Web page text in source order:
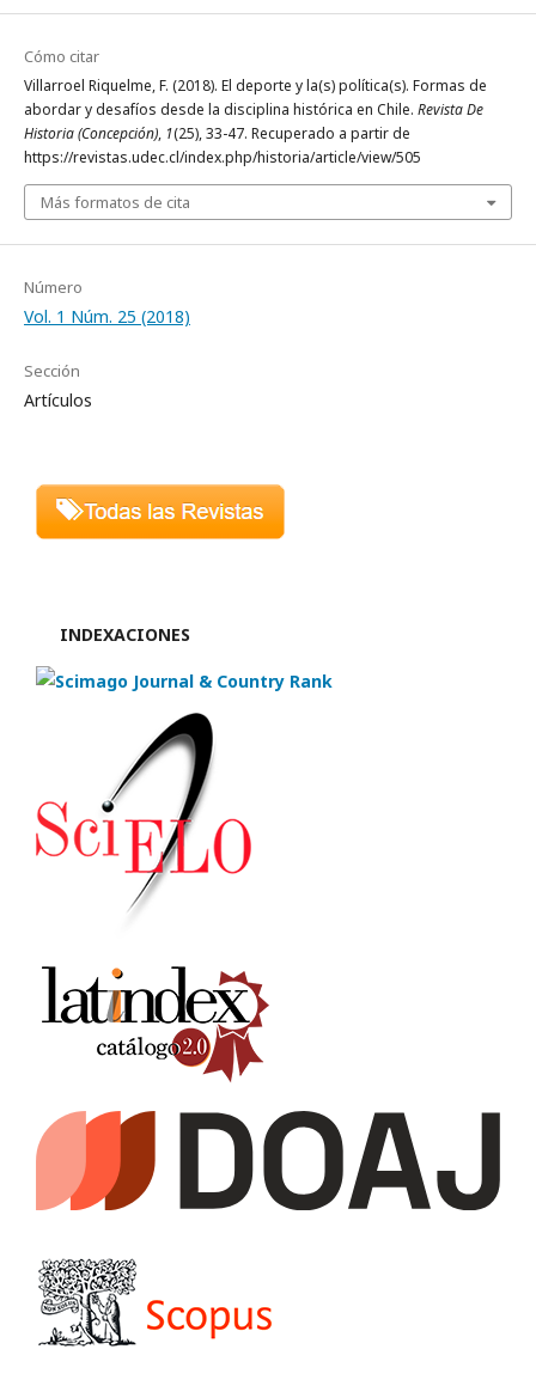
Cómo citar
Villarroel Riquelme, F. (2018). El deporte y la(s) política(s). Formas de
abordar y desafíos desde la disciplina histórica en Chile. Revista De
Historia (Concepción), 1(25), 33-47. Recuperado a partir de
https://revistas.udec.cl/index.php/historia/article/view/505
Más formatos de cita
Número
Vol. 1 Núm. 25 (2018)
Sección
Artículos
INDEXACIONES